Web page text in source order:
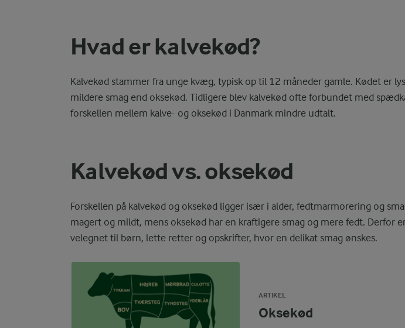
Hvad er kalvekød?
Kalvekød stammer fra unge kvæg, typisk op til 12 måneder gamle. Kødet er
mildere smag end oksekød. Tidligere blev kalvekød ofte forbundet med
forskellen mellem kalve- og oksekød i Danmark mindre udtalt.
Kalvekød vs. oksekød
Forskellen på kalvekød og oksekød ligger især i alder, fedtmarmorering og
magert og mildt, mens oksekød har en kraftigere smag og mere fedt. Derfor
velegnet til børn, lette retter og opskrifter, hvor en delikat smag ønskes.
ARTIKEL
Oksekød